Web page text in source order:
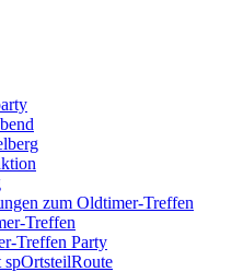
zum Oldtimer-Treffen
Treffen
Treffen Party